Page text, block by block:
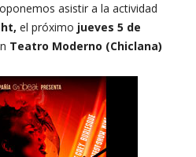
asistir a la actividad
el próximo jueves 5 de
Teatro Moderno (Chiclana)